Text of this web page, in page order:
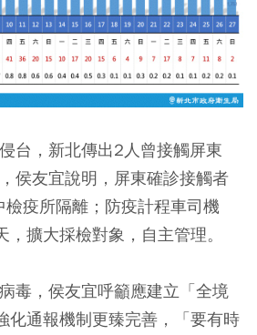
台，新北傳出2人曾接觸屏東
侯友宜說明，屏東確診接觸者
檢疫所隔離；防疫計程車司機
，擴大採檢對象，自主管理。
毒，侯友宜呼籲應建立「全境
化通報機制更臻完善，「要有時